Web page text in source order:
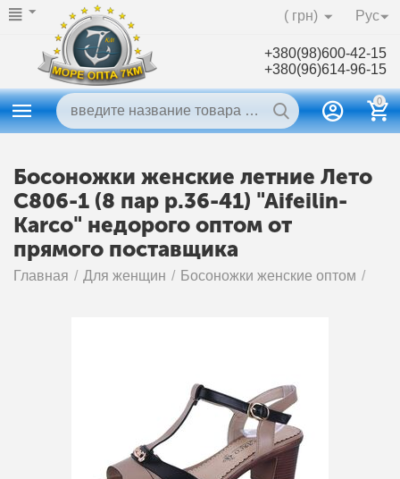
Рус
( грн)
+380(98)600-42-15
+380(96)614-96-15
0
Босоножки женские летние Лето
C806-1 (8 пар р.36-41) "Aifeilin-
Karco" недорого оптом от
прямого поставщика
Главная / Для женщин / Босоножки женские оптом /